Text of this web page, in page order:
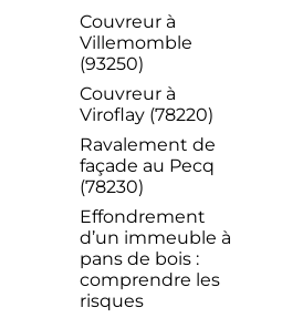
Couvreur à
Villemomble
(93250)
Couvreur à
Viroflay (78220)
Ravalement de
façade au Pecq
(78230)
Effondrement
d’un immeuble à
pans de bois :
comprendre les
risques